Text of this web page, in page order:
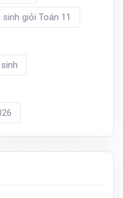
sinh giỏi Toán 11